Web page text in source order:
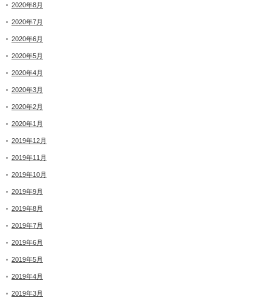
2020年8月
2020年7月
2020年6月
2020年5月
2020年4月
2020年3月
2020年2月
2020年1月
2019年12月
2019年11月
2019年10月
2019年9月
2019年8月
2019年7月
2019年6月
2019年5月
2019年4月
2019年3月